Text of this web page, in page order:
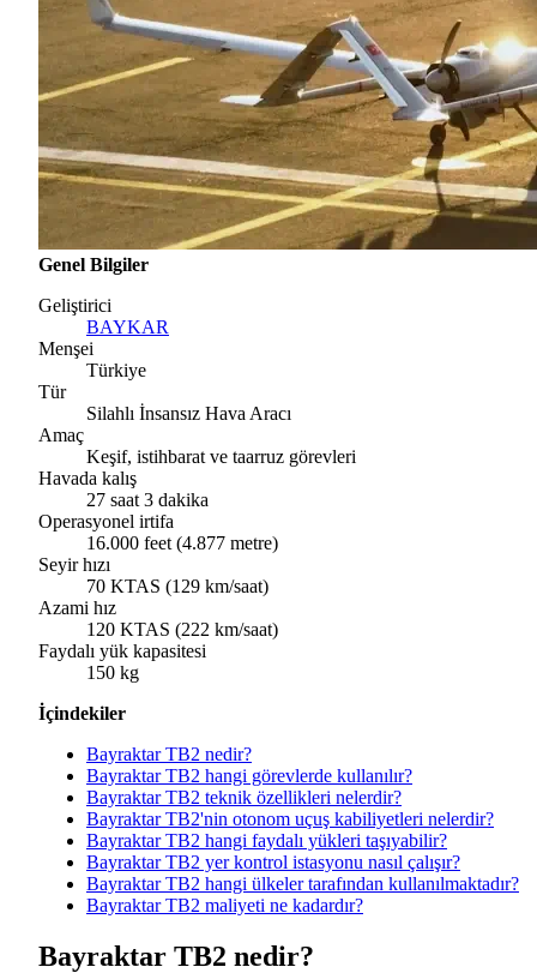
Genel Bilgiler
Geliştirici
BAYKAR
Menşei
Türkiye
Tür
Silahlı İnsansız Hava Aracı
Amaç
Keşif, istihbarat ve taarruz görevleri
Havada kalış
27 saat 3 dakika
Operasyonel irtifa
16.000 feet (4.877 metre)
Seyir hızı
70 KTAS (129 km/saat)
Azami hız
120 KTAS (222 km/saat)
Faydalı yük kapasitesi
150 kg
İçindekiler
Bayraktar TB2 nedir?
Bayraktar TB2 hangi görevlerde kullanılır?
Bayraktar TB2 teknik özellikleri nelerdir?
Bayraktar TB2'nin otonom uçuş kabiliyetleri nelerdir?
Bayraktar TB2 hangi faydalı yükleri taşıyabilir?
Bayraktar TB2 yer kontrol istasyonu nasıl çalışır?
Bayraktar TB2 hangi ülkeler tarafından kullanılmaktadır?
Bayraktar TB2 maliyeti ne kadardır?
Bayraktar TB2 nedir?